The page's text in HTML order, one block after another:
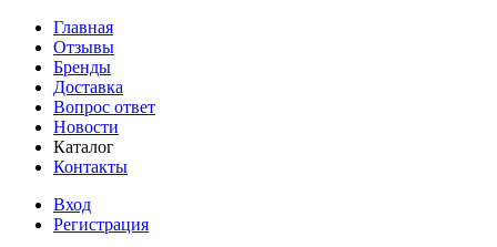
Главная
Отзывы
Бренды
Доставка
Вопрос ответ
Новости
Каталог
Контакты
Вход
Регистрация